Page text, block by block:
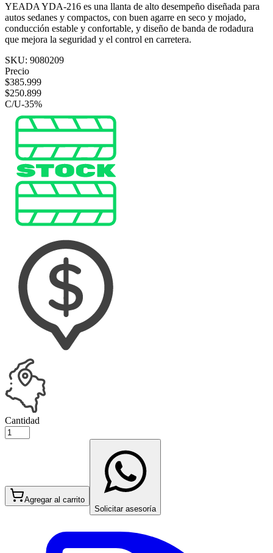
YEADA YDA-216 es una llanta de alto desempeño diseñada para
autos sedanes y compactos, con buen agarre en seco y mojado,
conducción estable y confortable, y diseño de banda de rodadura
que mejora la seguridad y el control en carretera.
SKU: 9080209
Precio
$385.999
$250.899
C/U-35%
Cantidad
Agregar al carrito
Solicitar asesoría